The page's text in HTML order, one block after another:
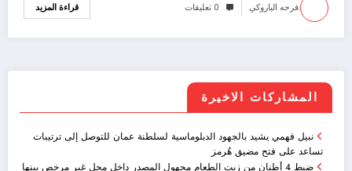
.فرحه الباروكي 0 تعليقات قراءة المزيد
المشاركات الاخيرة
نبيل فهمي يشيد بالجهود الدبلوماسية لسلطنة عمان للتوصل إلى ترتيبات
تساعد على فتح مضيق هُرمز
ضبط 4 أطنان من زيت الطعام مجهول المصدر داخل محل غير مرخص ببنها